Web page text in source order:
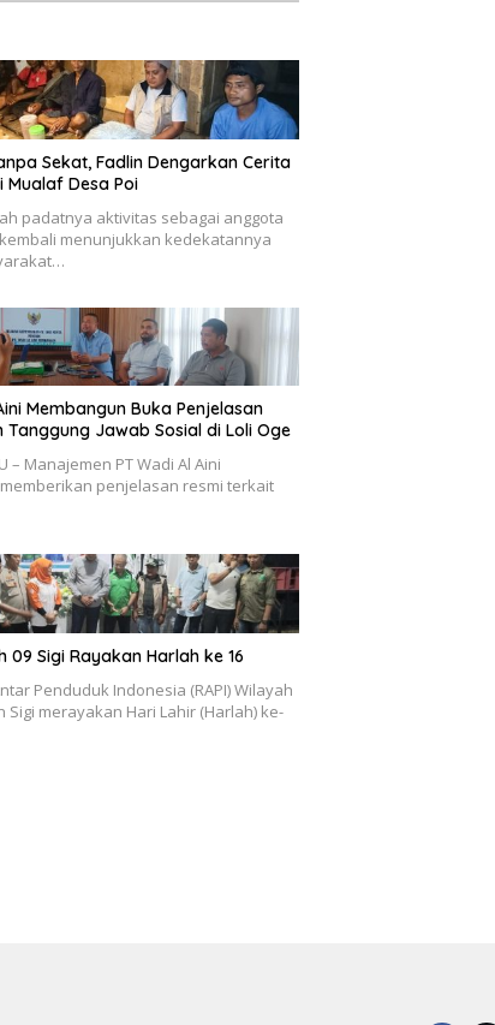
Sekat, Fadlin Dengarkan Cerita
Mualaf Desa Poi
padatnya aktivitas sebagai anggota
kembali menunjukkan kedekatannya
Membangun Buka Penjelasan
Tanggung Jawab Sosial di Loli Oge
– Manajemen PT Wadi Al Aini
penjelasan resmi terkait
09 Sigi Rayakan Harlah ke 16
Penduduk Indonesia (RAPI) Wilayah
Sigi merayakan Hari Lahir (Harlah) ke-